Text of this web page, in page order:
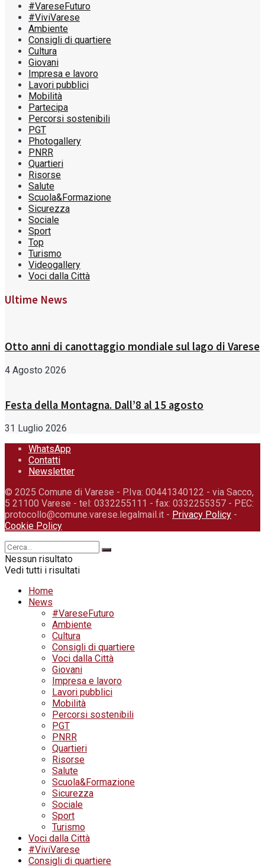
#VareseFuturo
#ViviVarese
Ambiente
Consigli di quartiere
Cultura
Giovani
Impresa e lavoro
Lavori pubblici
Mobilità
Partecipa
Percorsi sostenibili
PGT
Photogallery
PNRR
Quartieri
Risorse
Salute
Scuola&Formazione
Sicurezza
Sociale
Sport
Top
Turismo
Videogallery
Voci dalla Città
Ultime News
Otto anni di canottaggio mondiale sul lago di Varese
4 Agosto 2026
Festa della Montagna. Dall’8 al 15 agosto
31 Luglio 2026
WhatsApp
Contatti
Newsletter
© 2025 Comune di Varese - P.Iva: 00441340122 - via Sacco,
5 21100 Varese - tel: 0332255111 - fax: 0332255357 - PEC:
protocollo@comune.varese.legalmail.it - Privacy Policy -
Cookie Policy
Nessun risultato
Vedi tutti i risultati
Home
News
#VareseFuturo
Ambiente
Cultura
Consigli di quartiere
Voci dalla Città
Giovani
Impresa e lavoro
Lavori pubblici
Mobilità
Percorsi sostenibili
PGT
PNRR
Quartieri
Risorse
Salute
Scuola&Formazione
Sicurezza
Sociale
Sport
Turismo
Voci dalla Città
#ViviVarese
Consigli di quartiere